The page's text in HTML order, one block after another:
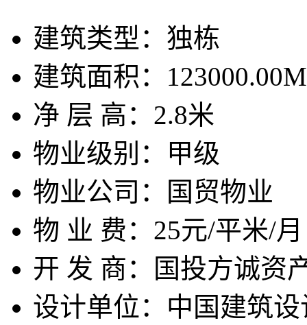
建筑类型： 独栋
建筑面积：
净 层 高： 2.8米
物业级别：
甲级
物业公司：
国贸物业
物 业 费： 25元/平米/月
开 发 商：
国投方诚资
设计单位： 中国建筑